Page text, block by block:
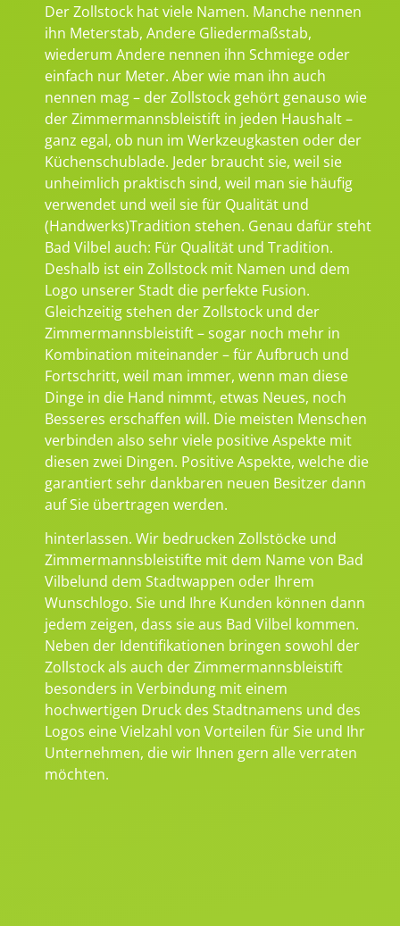
Der Zollstock hat viele Namen. Manche nennen
ihn Meterstab, Andere Gliedermaßstab,
wiederum Andere nennen ihn Schmiege oder
einfach nur Meter. Aber wie man ihn auch
nennen mag – der Zollstock gehört genauso wie
der Zimmermannsbleistift in jeden Haushalt –
ganz egal, ob nun im Werkzeugkasten oder der
Küchenschublade. Jeder braucht sie, weil sie
unheimlich praktisch sind, weil man sie häufig
verwendet und weil sie für Qualität und
(Handwerks)Tradition stehen. Genau dafür steht
Bad Vilbel auch: Für Qualität und Tradition.
Deshalb ist ein Zollstock mit Namen und dem
Logo unserer Stadt die perfekte Fusion.
Gleichzeitig stehen der Zollstock und der
Zimmermannsbleistift – sogar noch mehr in
Kombination miteinander – für Aufbruch und
Fortschritt, weil man immer, wenn man diese
Dinge in die Hand nimmt, etwas Neues, noch
Besseres erschaffen will. Die meisten Menschen
verbinden also sehr viele positive Aspekte mit
diesen zwei Dingen. Positive Aspekte, welche die
garantiert sehr dankbaren neuen Besitzer dann
auf Sie übertragen werden.
hinterlassen. Wir bedrucken Zollstöcke und
Zimmermannsbleistifte mit dem Name von Bad
Vilbelund dem Stadtwappen oder Ihrem
Wunschlogo. Sie und Ihre Kunden können dann
jedem zeigen, dass sie aus Bad Vilbel kommen.
Neben der Identifikationen bringen sowohl der
Zollstock als auch der Zimmermannsbleistift
besonders in Verbindung mit einem
hochwertigen Druck des Stadtnamens und des
Logos eine Vielzahl von Vorteilen für Sie und Ihr
Unternehmen, die wir Ihnen gern alle verraten
möchten.